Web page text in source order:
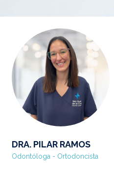
DRA. PILAR RAMOS
Odontóloga - Ortodoncista